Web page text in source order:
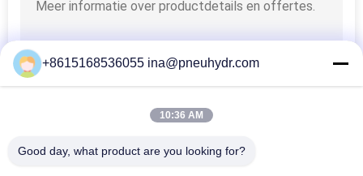
Vloeibare Drukmaat
+8615168536055 ina@pneuhydr.com
10:36 AM
Good day, what product are you looking for?